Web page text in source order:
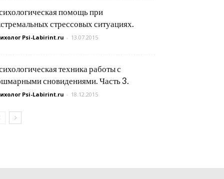
помощь при
стрессовых ситуациях.
Psi-Labirint.ru - 13.07.2015
техника работы с
сновидениями. Часть 3.
Psi-Labirint.ru - 18.12.2015